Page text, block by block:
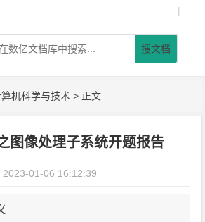
|
搜文档
机科学与技术 > 正文
图像处理子系统开题报告
2023-01-06 16:12:39